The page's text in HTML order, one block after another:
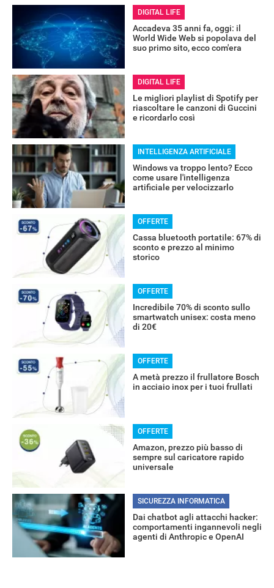
DIGITAL LIFE
Accadeva 35 anni fa, oggi: il
World Wide Web si popolava del
suo primo sito, ecco com'era
DIGITAL LIFE
Le migliori playlist di Spotify per
riascoltare le canzoni di Guccini
e ricordarlo così
INTELLIGENZA ARTIFICIALE
Windows va troppo lento? Ecco
come usare l'intelligenza
artificiale per velocizzarlo
OFFERTE
Cassa bluetooth portatile: 67% di
sconto e prezzo al minimo
storico
OFFERTE
Incredibile 70% di sconto sullo
smartwatch unisex: costa meno
di 20€
OFFERTE
A metà prezzo il frullatore Bosch
in acciaio inox per i tuoi frullati
OFFERTE
Amazon, prezzo più basso di
sempre sul caricatore rapido
universale
SICUREZZA INFORMATICA
Dai chatbot agli attacchi hacker:
comportamenti ingannevoli negli
agenti di Anthropic e OpenAI